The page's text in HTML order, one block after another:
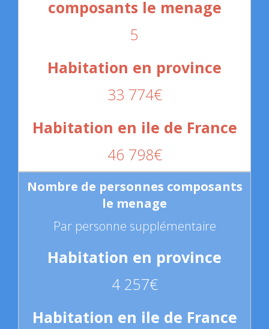
5
33 774€
46 798€
Par personne supplémentaire
4 257€